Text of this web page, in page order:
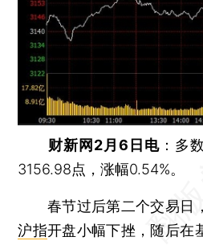
财新网2月6日电 ：多
3156.98点，涨幅0.54%。
春节过后第二个交易日，
沪指开盘小幅下挫，随后在